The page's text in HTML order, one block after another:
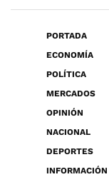
PORTADA
ECONOMÍA
POLÍTICA
MERCADOS
OPINIÓN
NACIONAL
DEPORTES